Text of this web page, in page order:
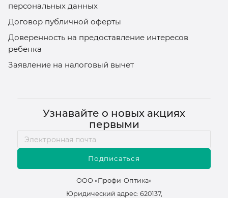
персональных данных
Договор публичной оферты
Доверенность на предоставление интересов
ребенка
Заявление на налоговый вычет
Узнавайте о новых акциях
первыми
Подписаться
ООО «Профи-Оптика»
Юридический адрес: 620137,